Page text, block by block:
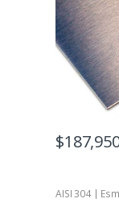
$
AISI 304 |